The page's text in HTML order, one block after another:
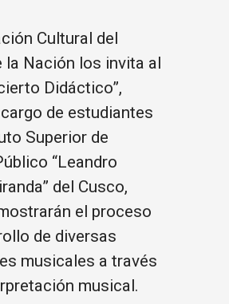
Cultural del
la Nación los invita al
Didáctico”,
de estudiantes
Superior de
“Leandro
del Cusco,
el proceso
de diversas
musicales a través
musical.